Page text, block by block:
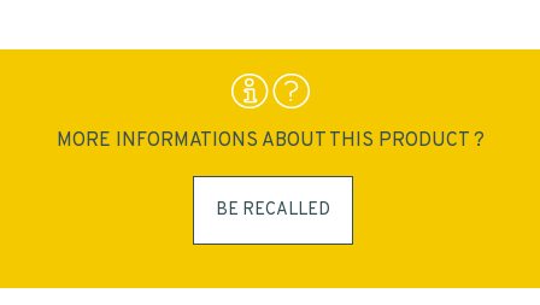
MORE INFORMATIONS ABOUT THIS PRODUCT ?
BE RECALLED